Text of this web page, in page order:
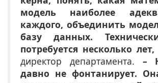
модель наиболее
каждого, объединить
базу данных.
потребуется несколько лет,
директор департамента. –
давно не фонтанирует.